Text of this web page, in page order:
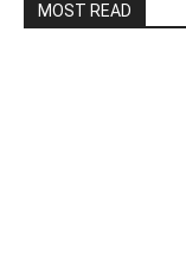
MOST READ